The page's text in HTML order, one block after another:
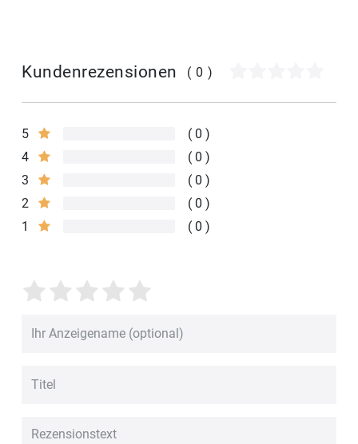
Kundenrezensionen (0)
5
0
4
0
3
0
2
0
1
0